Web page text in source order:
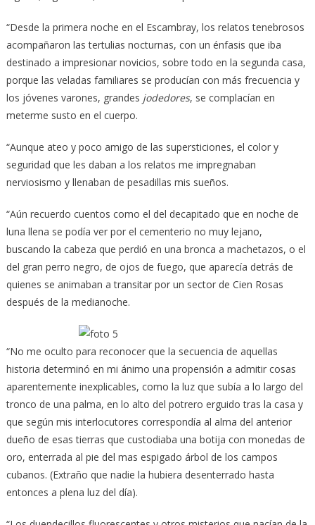
“Desde la primera noche en el Escambray, los relatos tenebrosos
acompañaron las tertulias nocturnas, con un énfasis que iba
destinado a impresionar novicios, sobre todo en la segunda casa,
porque las veladas familiares se producían con más frecuencia y
los jóvenes varones, grandes jodedores, se complacían en
meterme susto en el cuerpo.
“Aunque ateo y poco amigo de las supersticiones, el color y
seguridad que les daban a los relatos me impregnaban
nerviosismo y llenaban de pesadillas mis sueños.
“Aún recuerdo cuentos como el del decapitado que en noche de
luna llena se podía ver por el cementerio no muy lejano,
buscando la cabeza que perdió en una bronca a machetazos, o el
del gran perro negro, de ojos de fuego, que aparecía detrás de
quienes se animaban a transitar por un sector de Cien Rosas
después de la medianoche.
“No me oculto para reconocer que la secuencia de aquellas
historia determinó en mi ánimo una propensión a admitir cosas
aparentemente inexplicables, como la luz que subía a lo largo del
tronco de una palma, en lo alto del potrero erguido tras la casa y
que según mis interlocutores correspondía al alma del anterior
dueño de esas tierras que custodiaba una botija con monedas de
oro, enterrada al pie del mas espigado árbol de los campos
cubanos. (Extraño que nadie la hubiera desenterrado hasta
entonces a plena luz del día).